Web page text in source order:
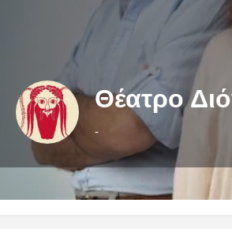
Θέατρο
-